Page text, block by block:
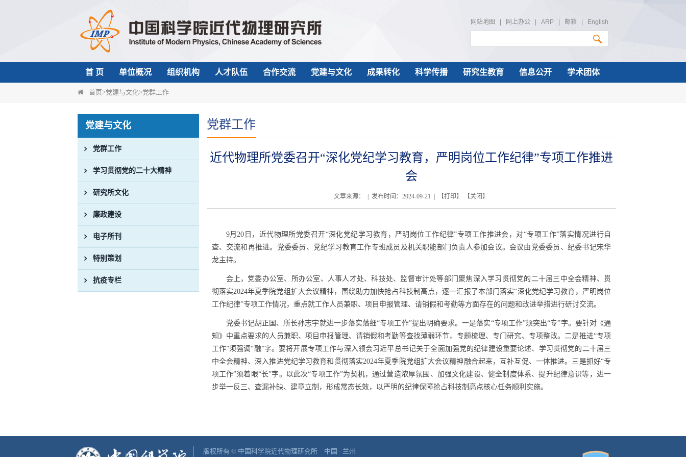
网站地图 网上办公| ARP| 邮箱 English
首 页 单位概况 组织机构 人才队伍 合作交流 党建与文化 成果转化 科学传播 研究生教育 信息公开 学术团体
首页>党建与文化>党群工作
党建与文化
党群工作
学习贯彻党的二十大精神
研究所文化
廉政建设
电子所刊
特别策划
抗疫专栏
党群工作
近代物理所党委召开“深化党纪学习教育，严明岗位工作纪律”专项工作推进
会
文章来源： | 发布时间：2024-09-21 | 【打印】 【关闭 】
9月 20 日，近代物理所党委召开“深化党纪学习教育，严明岗位工作纪律”专项工作推进会，对“专项工作”落实情况进行自
查、交流和再推进。党委委员、党纪学习教育工作专班成员及机关职能部门负责人参加会议。会议由党委委员、纪委书记宋华
龙主持。
会上，党委办公室、所办公室、人事人才处、科技处、监督审计处等部门聚焦深入学习贯彻党的二十届三中全会精神、贯
彻落实2024年夏季院党组扩大会议精神，围绕助力加快抢占科技制高点，逐一汇报了本部门落实“深化党纪学习教育，严明岗位
工作纪律”专项工作情况，重点就工作人员兼职、项目申报管理、请销假和考勤等方面存在的问题和改进举措进行研讨交流。
党委书记胡正国、所长孙志宇就进一步落实落细“专项工作”提出明确要求。一是落实“专项工作”须突出“专”字。要针对《通
知》中重点要求的人员兼职、项目申报管理、请销假和考勤等查找薄弱环节，专题梳理、专门研究、专项整改。二是推进“专项
工作”须强调“融”字。要将开展专项工作与深入领会习近平总书记关于全面加强党的纪律建设重要论述、学习贯彻党的二十届三
中全会精神、深入推进党纪学习教育和贯彻落实2024年夏季院党组扩大会议精神融合起来，互补互促、一体推进。三是抓好“专
项工作”须着眼“长”字。以此次“专项工作”为契机，通过营造浓厚氛围、加强文化建设、健全制度体系、提升纪律意识等，进一
步举一反三、查漏补缺、建章立制，形成常态长效，以严明的纪律保障抢占科技制高点核心任务顺利实施。
版权所有 © 中国科学院近代物理研究所 中国 · 兰州